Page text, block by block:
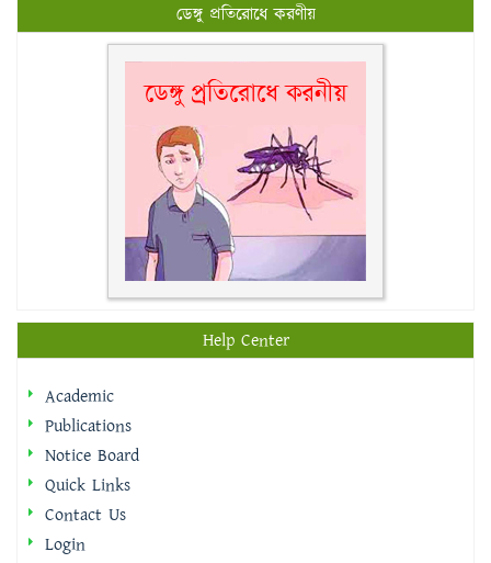
ডেঙ্গু প্রতিরোধে করণীয়
Help Center
Academic
Publications
Notice Board
Quick Links
Contact Us
Login